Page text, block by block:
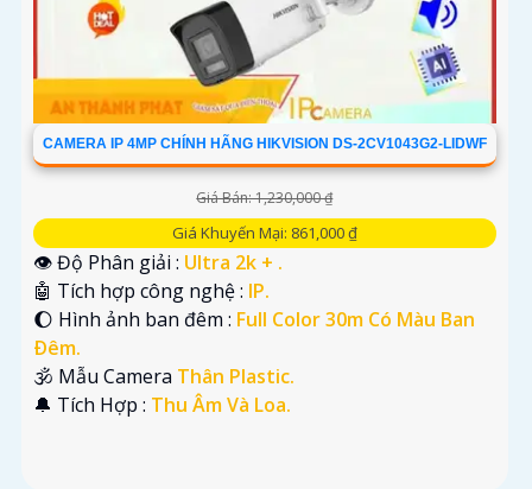
CAMERA IP 4MP CHÍNH HÃNG HIKVISION DS-2CV1043G2-LIDWF
Giá Bán: 1,230,000 ₫
Giá Khuyến Mại: 861,000 ₫
👁 Độ Phân giải : Ultra 2k + .
🤖️ Tích hợp công nghệ : IP.
🌔 Hình ảnh ban đêm : Full Color 30m Có Màu Ban
Ðêm.
🕉️ Mẫu Camera Thân Plastic.
️🔔 Tích Hợp : Thu Âm Và Loa.